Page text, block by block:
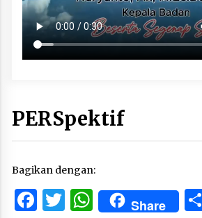
PERSpektif
Bagikan dengan:
Facebook
Twitter
WhatsApp
Share